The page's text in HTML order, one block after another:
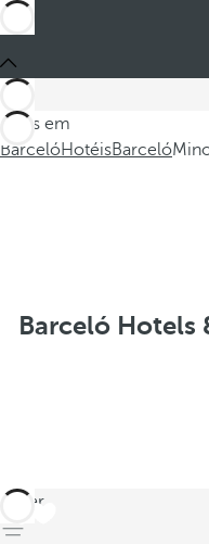
Estes em
BarcelóHotéisBarceló
Barceló Hotels
voltar